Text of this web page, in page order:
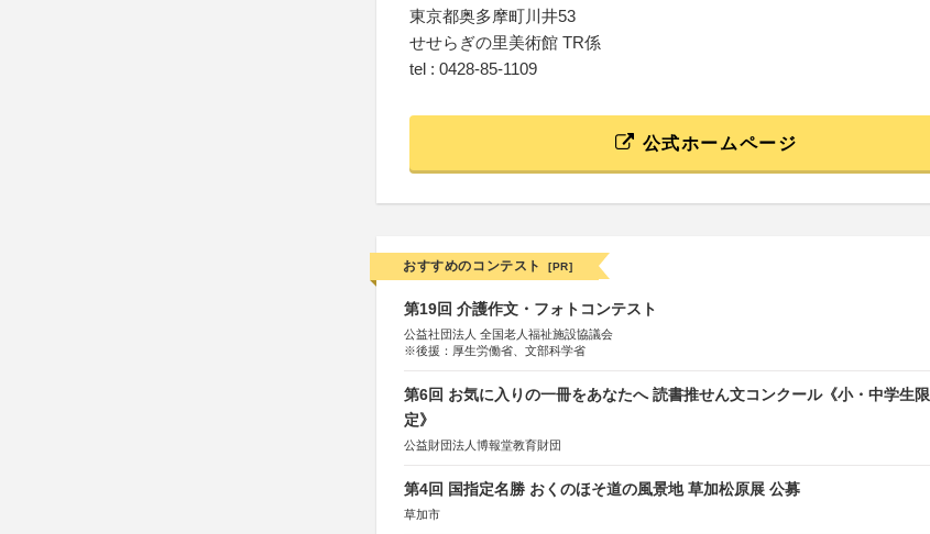
東京都奥多摩町川井53
せせらぎの里美術館 TR係
tel : 0428-85-1109
公式ホームページ
おすすめのコンテスト [PR]
第19回 介護作文・フォトコンテスト
公益社団法人 全国老人福祉施設協議会
※後援：厚生労働省、文部科学省
第6回 お気に入りの一冊をあなたへ 読書推せん文コンクール《小・中学生限
定》
公益財団法人博報堂教育財団
第4回 国指定名勝 おくのほそ道の風景地 草加松原展 公募
草加市